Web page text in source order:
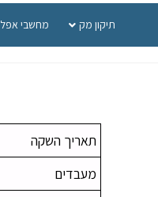
תיקון מק מחשבי אפל
תאריך השקה
מעבדים